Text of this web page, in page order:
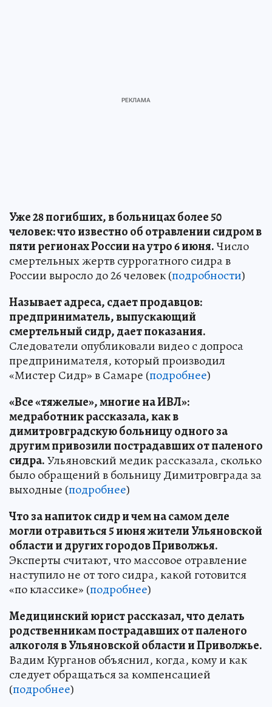
Уже 28 погибших, в больницах более 50
человек: что известно об отравлении сидром в
пяти регионах России на утро 6 июня.Число
смертельных жертв суррогатного сидра в
России выросло до 26 человек (подробности)
Называет адреса, сдает продавцов:
предприниматель, выпускающий
смертельный сидр, дает показания.
Следователи опубликовали видео с допроса
предпринимателя, который производил
«Мистер Сидр» в Самаре (подробнее)
«Все «тяжелые», многие на ИВЛ»:
медработник рассказала, как в
димитровградскую больницу одного за
другим привозили пострадавших от паленого
сидра.Ульяновский медик рассказала, сколько
было обращений в больницу Димитровграда за
выходные (подробнее)
Что за напиток сидр и чем на самом деле
могли отравиться 5 июня жители Ульяновской
области и других городов Приволжья.
Эксперты считают, что массовое отравление
наступило не от того сидра, какой готовится
«по классике» (подробнее)
Медицинский юрист рассказал, что делать
родственникам пострадавших от паленого
алкоголя в Ульяновской области и Приволжье.
Вадим Курганов объяснил, когда, кому и как
следует обращаться за компенсацией
(подробнее)